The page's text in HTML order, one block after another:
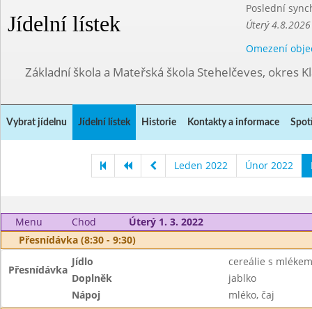
Jídelní lístek
Poslední
Úterý
Omezení
Základní škola a Mateřská škola Stehelčeves, okres
Vybrat jídelnu Jídelní lístek Historie Kontakty a informace
Leden 2022 Únor 2022
Menu Chod
Úterý 1. 3. 2022
Přesnídávka (8:30 - 9:30)
Přesnídávka
Jídlo
cereálie s mlékem
Doplněk
jablko
Nápoj
mléko, čaj